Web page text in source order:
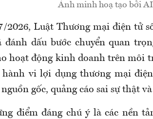
Ảnh minh hoạ tạo bởi
2026, Luật Thương mại điện tử
đánh dấu bước chuyển quan
hoạt động kinh doanh trên môi
hành vi lợi dụng thương mại
gốc, quảng cáo sai sự thật
điểm đáng chú ý là các nền